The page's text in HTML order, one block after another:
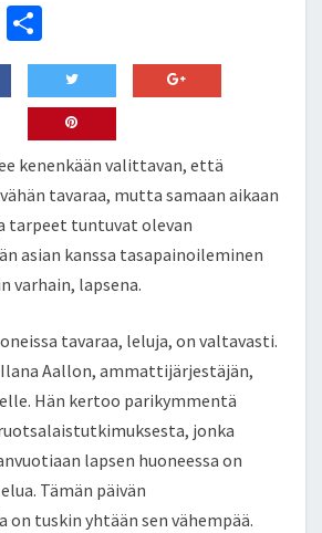
Fa
k
h
ar
e
kenenkään valittavan, että
tavaraa, mutta samaan aikaan
tarpeet tuntuvat olevan
asian kanssa tasapainoileminen
varhain, lapsena.
tavaraa, leluja, on valtavasti.
Aallon, ammattijärjestäjän,
Hän kertoo parikymmentä
jonka
lapsen huoneessa on
Tämän päivän
on tuskin yhtään sen vähempää.